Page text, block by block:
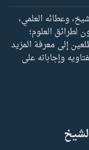
وعطائه العلمي،
لطرائق العلوم؛
إلى معرفة المزيد
وإجاباته على